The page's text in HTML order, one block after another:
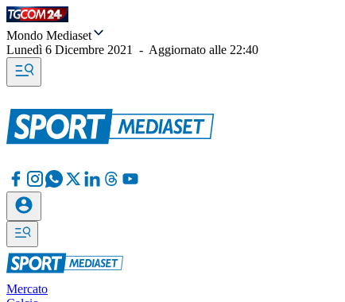
Mondo Mediaset
Lunedì 6 Dicembre 2021
- Aggiornato alle 22:40
Mercato